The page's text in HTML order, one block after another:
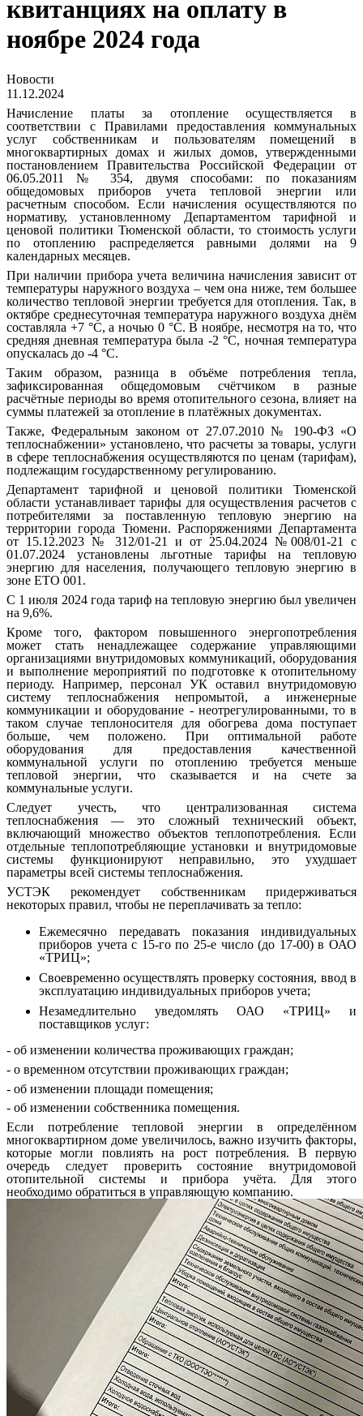
квитанциях на оплату в
ноябре 2024 года
Новости
11.12.2024
Начисление платы за отопление осуществляется в
соответствии с Правилами предоставления коммунальных
услуг собственникам и пользователям помещений в
многоквартирных домах и жилых домов, утвержденными
постановлением Правительства Российской Федерации от
06.05.2011 № 354, двумя способами: по показаниям
общедомовых приборов учета тепловой энергии или
расчетным способом. Если начисления осуществляются по
нормативу, установленному Департаментом тарифной и
ценовой политики Тюменской области, то стоимость услуги
по отоплению распределяется равными долями на 9
календарных месяцев.
При наличии прибора учета величина начисления зависит от
температуры наружного воздуха – чем она ниже, тем большее
количество тепловой энергии требуется для отопления. Так, в
октябре среднесуточная температура наружного воздуха днём
составляла +7 °C, а ночью 0 °C. В ноябре, несмотря на то, что
средняя дневная температура была -2 °C, ночная температура
опускалась до -4 °C.
Таким образом, разница в объёме потребления тепла,
зафиксированная общедомовым счётчиком в разные
расчётные периоды во время отопительного сезона, влияет на
суммы платежей за отопление в платёжных документах.
Также, Федеральным законом от 27.07.2010 № 190-ФЗ «О
теплоснабжении» установлено, что расчеты за товары, услуги
в сфере теплоснабжения осуществляются по ценам (тарифам),
подлежащим государственному регулированию.
Департамент тарифной и ценовой политики Тюменской
области устанавливает тарифы для осуществления расчетов с
потребителями за поставленную тепловую энергию на
территории города Тюмени. Распоряжениями Департамента
от 15.12.2023 № 312/01-21 и от 25.04.2024 №008/01-21 с
01.07.2024 установлены льготные тарифы на тепловую
энергию для населения, получающего тепловую энергию в
зоне ЕТО 001.
С 1 июля 2024 года тариф на тепловую энергию был увеличен
на 9,6%.
Кроме того, фактором повышенного энергопотребления
может стать ненадлежащее содержание управляющими
организациями внутридомовых коммуникаций, оборудования
и выполнение мероприятий по подготовке к отопительному
периоду. Например, персонал УК оставил внутридомовую
систему теплоснабжения непромытой, а инженерные
коммуникации и оборудование - неотрегулированными, то в
таком случае теплоносителя для обогрева дома поступает
больше, чем положено. При оптимальной работе
оборудования для предоставления качественной
коммунальной услуги по отоплению требуется меньше
тепловой энергии, что сказывается и на счете за
коммунальные услуги.
Следует учесть, что централизованная система
теплоснабжения — это сложный технический объект,
включающий множество объектов теплопотребления. Если
отдельные теплопотребляющие установки и внутридомовые
системы функционируют неправильно, это ухудшает
параметры всей системы теплоснабжения.
УСТЭК рекомендует собственникам придерживаться
некоторых правил, чтобы не переплачивать за тепло:
Ежемесячно передавать показания индивидуальных
приборов учета с 15-го по 25-е число (до 17-00) в ОАО
«ТРИЦ»;
Своевременно осуществлять проверку состояния, ввод в
эксплуатацию индивидуальных приборов учета;
Незамедлительно уведомлять ОАО «ТРИЦ» и
поставщиков услуг:
- об изменении количества проживающих граждан;
- о временном отсутствии проживающих граждан;
- об изменении площади помещения;
- об изменении собственника помещения.
Если потребление тепловой энергии в определённом
многоквартирном доме увеличилось, важно изучить факторы,
которые могли повлиять на рост потребления. В первую
очередь следует проверить состояние внутридомовой
отопительной системы и прибора учёта. Для этого
необходимо обратиться в управляющую компанию.